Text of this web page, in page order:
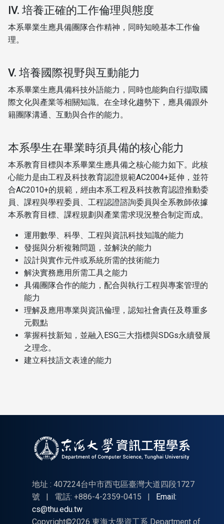
IV. 培養正確的工作倫理與態度
本系畢業生應具備團隊合作精神，同時知曉基本工作倫
理。
V. 培養國際視野與互動能力
本系畢業生應具備科技外語能力，同時也能夠自行擷取國
際文化與產業等相關知識。在全球化趨勢下，應具備跟外
籍團隊溝通、互動與合作的能力。
本系學生在畢業時須具備的核心能力
本系教育目標與本系畢業生應具備之核心能力如下。此核
心能力是由工程及科技教育認證規範AC2004+延伸，並符
合AC2010+的規範，經由本系工程及科技教育認證推動委
員、課程與學程委員、工程認證諮詢委員與全系教師依據
本系教育目標、課程規劃與產業需求現況整合制定而成。
運用數學、科學、工程與資訊科技知識的能力
發掘與分析複雜問題，並解決的能力
設計與實作元件或系統所需的技術能力
解決實務應用所需工具之能力
具備團隊合作的能力，配合與執行工程與專案管理的
能力
理解及應用專業與資訊倫理，認知社會責任及尊重多
元觀點
掌握科技新知，並融入ESG三大指標與SDGs永續發展
之理念。
建立科技語文表達的能力
地址 : 407224台中市西屯區臺灣大道四段1727
號
| 電話: +886-4-2359-0415 |
Email:
cs@thu.edu.tw
Copyright©2026 東海大學資工系 Department of